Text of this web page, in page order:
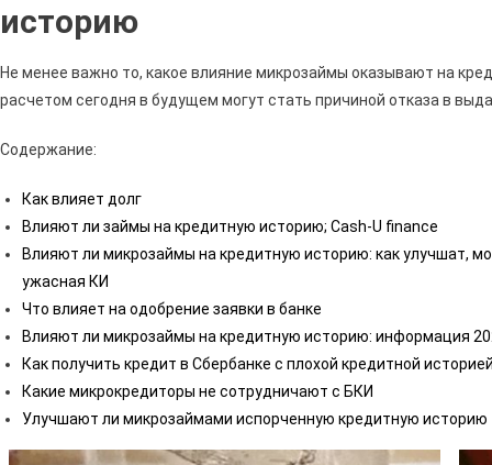
историю
Не менее важно то, какое влияние микрозаймы оказывают на
расчетом сегодня в будущем могут стать причиной отказа в
Содержание:
Как влияет долг
Влияют ли займы на кредитную историю; Cash-U finance
Влияют ли микрозаймы на кредитную историю: как улучшат,
ужасная КИ
Что влияет на одобрение заявки в банке
Влияют ли микрозаймы на кредитную историю: информация
Как получить кредит в Сбербанке с плохой кредитной
Какие микрокредиторы не сотрудничают с БКИ
Улучшают ли микрозаймами испорченную кредитную историю